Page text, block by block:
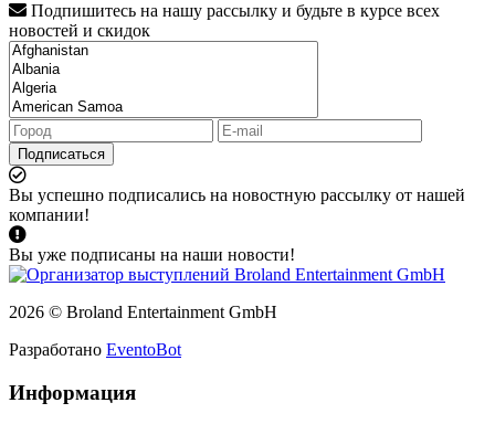
Подпишитесь на нашу рассылку и будьте в курсе всех
новостей и скидок
Подписаться
Вы успешно подписались на новостную рассылку от нашей
компании!
Вы уже подписаны на наши новости!
2026 © Broland Entertainment GmbH
Разработано EventoBot
Информация